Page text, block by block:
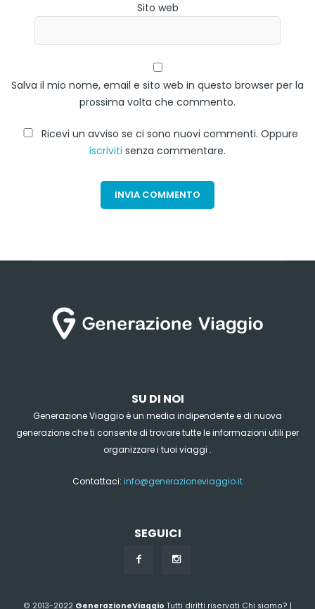
Sito web
Salva il mio nome, email e sito web in questo browser per la
prossima volta che commento.
Ricevi un avviso se ci sono nuovi commenti. Oppure
iscriviti senza commentare.
SU DI NOI
Generazione Viaggio è un media indipendente e di nuova
generazione che ti consente di trovare tutte le informazioni utili per
organizzare i tuoi viaggi .
Contattaci: info@generazioneviaggio.it
SEGUICI
© 2013-2022 GenerazioneViaggio Tutti diritti riservati Chi siamo? |